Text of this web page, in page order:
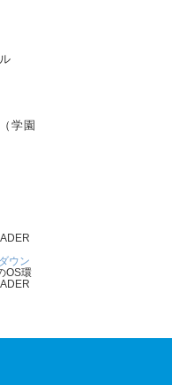
学園
ダウン
OS環